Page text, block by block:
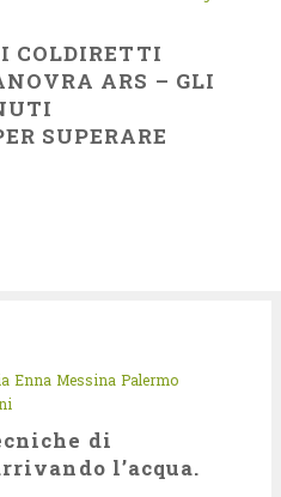
COLDIRETTI
ARS – GLI
SUPERARE
Enna Messina Palermo
di
l’acqua.